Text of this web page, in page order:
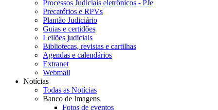
Processos Judiciais eletrônicos - PJe
Precatórios e RPVs
Plantão Judiciário
Guias e certidões
Leilões judiciais
Bibliotecas, revistas e cartilhas
Agendas e calendários
Extranet
Webmail
Notícias
Todas as Notícias
Banco de Imagens
Fotos de eventos